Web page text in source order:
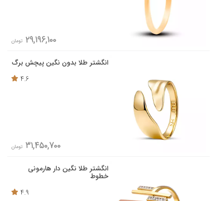
29,196,100 تومان
انگشتر طلا بدون نگین پیچش برگ
4.6
31,450,700 تومان
انگشتر طلا نگین دار هارمونی
خطوط
4.9